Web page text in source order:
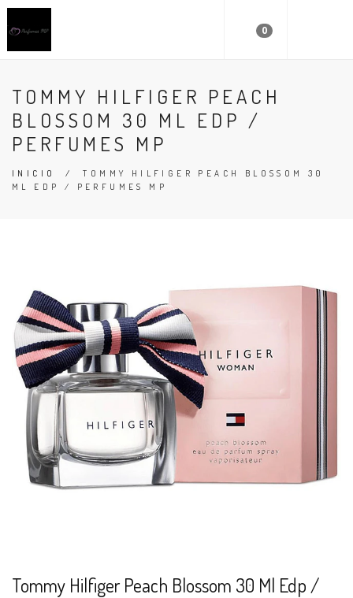
0
TOMMY HILFIGER PEACH
BLOSSOM 30 ML EDP /
PERFUMES MP
INICIO /TOMMY HILFIGER PEACH BLOSSOM 30
ML EDP / PERFUMES MP
Tommy Hilfiger Peach Blossom 30 Ml Edp /